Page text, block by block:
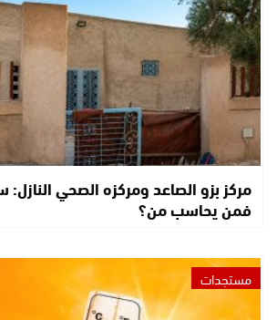
مركز بزو الصاعد ومركزه الصحي
فمن يحاسب من؟
مستجدات